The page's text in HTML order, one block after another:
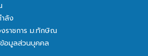
ลัง
ราชการ ม.ทักษิณ
อมูลส่วนบุคคล